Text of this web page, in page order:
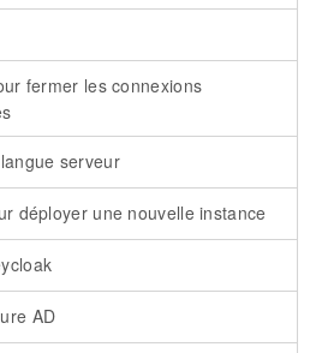
fermer les connexions
serveur
déployer une nouvelle instance
AD